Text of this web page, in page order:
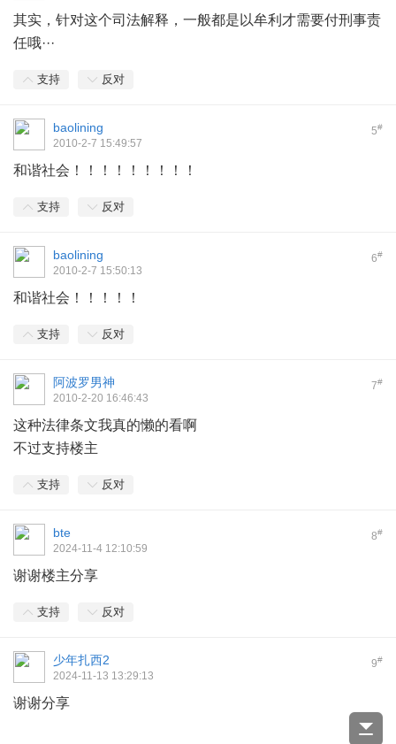
其实，针对这个司法解释，一般都是以牟利才需要付刑事责
任哦···
支持 反对
5#
baolining
2010-2-7 15:49:57
和谐社会！！！！！！！！！
支持 反对
6#
baolining
2010-2-7 15:50:13
和谐社会！！！！！
支持 反对
7#
阿波罗男神
2010-2-20 16:46:43
这种法律条文我真的懒的看啊
不过支持楼主
支持 反对
8#
bte
2024-11-4 12:10:59
谢谢楼主分享
支持 反对
9#
少年扎西2
2024-11-13 13:29:13
谢谢分享